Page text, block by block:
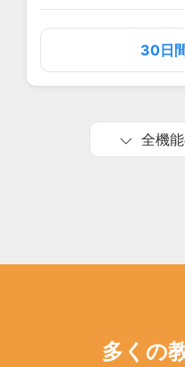
30日
全機
多くの